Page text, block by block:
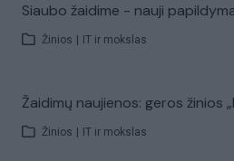
Siaubo žaidime - nauji
Žinios IT ir mokslas
Žaidimų naujienos: geros žinios
Žinios IT ir mokslas